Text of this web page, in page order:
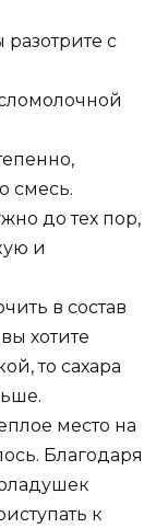
с
смесь.
до тех пор,
и
в состав
хотите
то сахара
место на
Благодаря
к